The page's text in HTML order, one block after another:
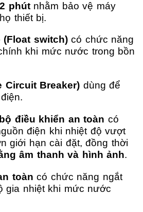
2 phútnhằm bảo vệ máy
thiết bị.
switch)có chức năng
khi mức nước trong bồn
Circuit Breaker) dùng để
điều khiển an toàn có
điện khi nhiệt độ vượt
giới hạn cài đặt, đồng thời
âm thanh và hình ảnh.
toàn có chức năng ngắt
gia nhiệt khi mức nước